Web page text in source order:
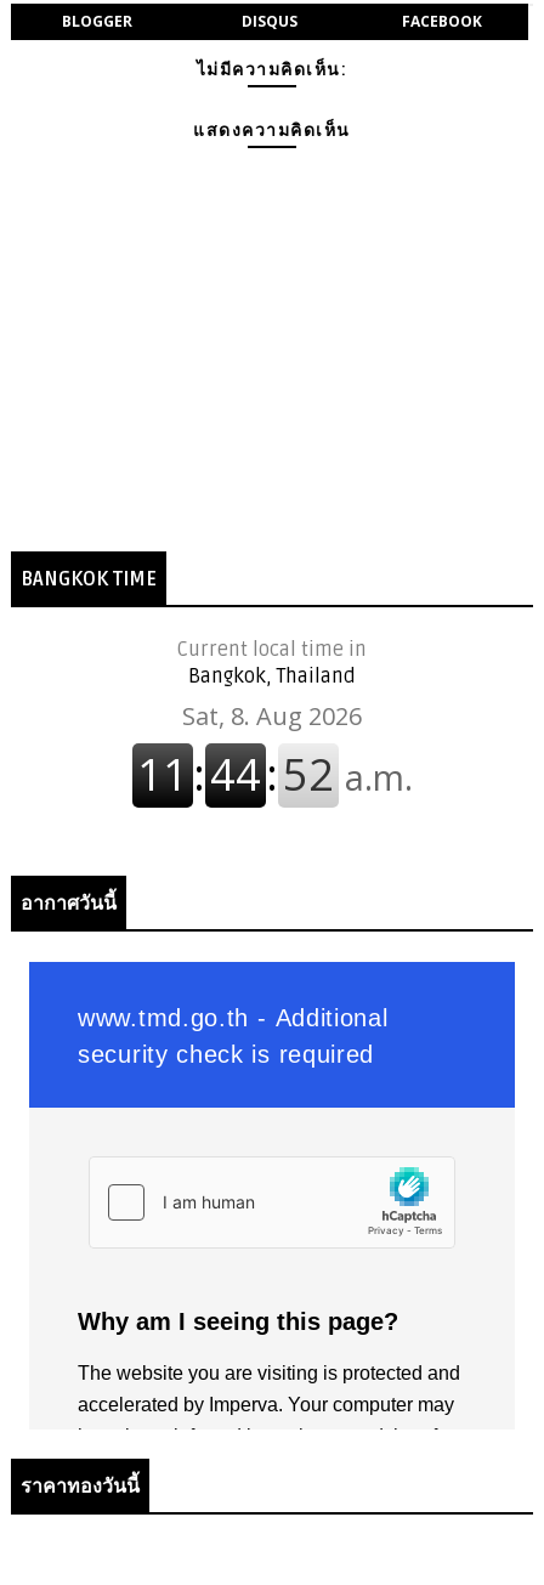
BLOGGER DISQUS FACEBOOK
ไม่มีความคิดเห็น:
แสดงความคิดเห็น
BANGKOK TIME
Current local time in
Bangkok, Thailand
อากาศวันนี้
ราคาทองวันนี้